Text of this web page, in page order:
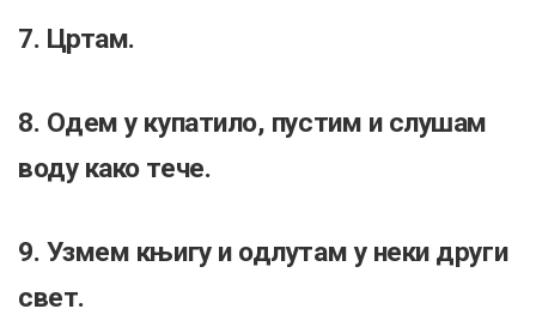
7. Цртам.
8. Одем у купатило, пустим и слушам
воду како тече.
9. Узмем књигу и одлутам у неки други
свет.